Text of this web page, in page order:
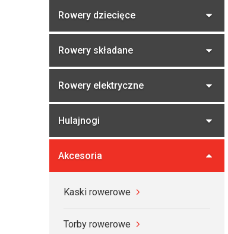
c
n
Rowery dziecięce
Rowery składane
Rowery elektryczne
Hulajnogi
Akcesoria
Kaski rowerowe
Torby rowerowe